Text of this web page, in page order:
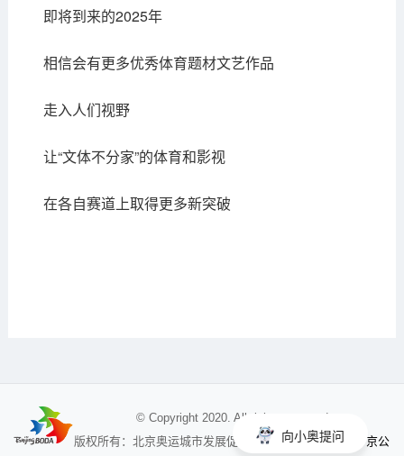
即将到来的2025年
相信会有更多优秀体育题材文艺作品
走入人们视野
让“文体不分家”的体育和影视
在各自赛道上取得更多新突破
向小奥提问
© Copyright 2020. All rights reserved
版权所有：北京奥运城市发展促进会 未经授权不得使用 京公